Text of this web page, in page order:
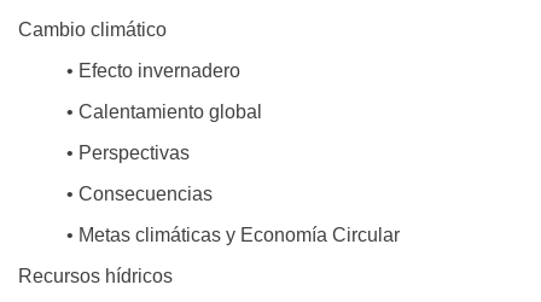
Cambio climático
• Efecto invernadero
• Calentamiento global
• Perspectivas
• Consecuencias
• Metas climáticas y Economía Circular
Recursos hídricos